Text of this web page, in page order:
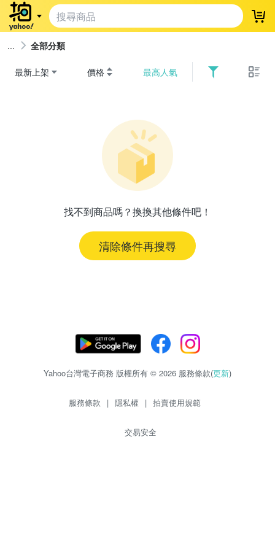
登
全部分類
最新上架 價格 最高人氣
找不到商品嗎？換換其他條件吧！
清除條件再搜尋
Yahoo台灣電子商務 版權所有 © 2026 服務條款(更新)
服務條款 | 隱私權 | 拍賣使用規範
交易安全